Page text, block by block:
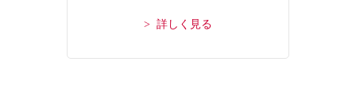
> 詳しく見る